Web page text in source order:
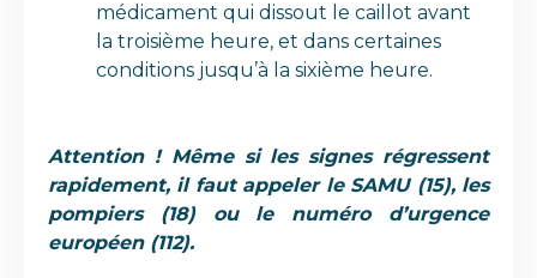
médicament qui dissout le caillot avant
la troisième heure, et dans certaines
conditions jusqu’à la sixième heure.
Attention ! Même si les signes régressent
rapidement, il faut appeler le SAMU (15), les
pompiers (18) ou le numéro d’urgence
européen (112).